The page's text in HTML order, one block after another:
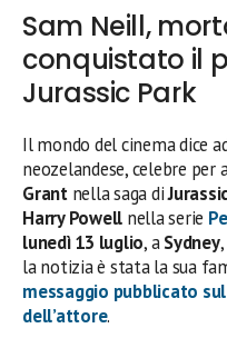
Sam Neill,
conquistato il
Jurassic Park
Il mondo del cinema dice
neozelandese, celebre
Grantnella saga di
Harry Powell nella serie
lunedì 13 luglio, aSydney
la notizia è stata la sua
messaggio pubblicato
dell’attore.